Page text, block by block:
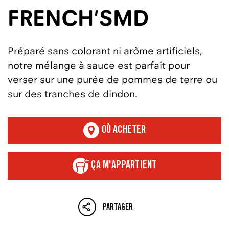
FRENCH'SMD
Préparé sans colorant ni arôme artificiels,
notre mélange à sauce est parfait pour
verser sur une purée de pommes de terre ou
sur des tranches de dindon.
OÙ ACHETER
ÇA M'APPARTIENT
PARTAGER